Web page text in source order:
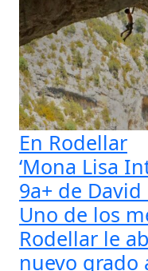
En Rodellar
‘Mona Lisa
9a+ de
Uno de los
Rodellar le
nuevo grado